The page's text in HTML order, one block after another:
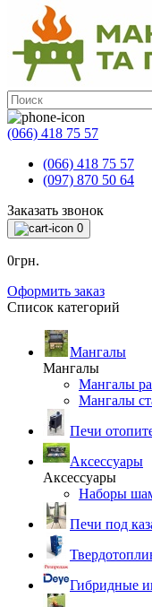
(066) 418 75 57
(066) 418 75 57
(097) 870 50 64
Заказать звонок
0
0грн.
Оформить заказ
Список категорий
Мангалы
Мангалы
Мангалы
Мангалы
Печи
Аксессуары
Аксессуары
Наборы
Печи под
Гибридные